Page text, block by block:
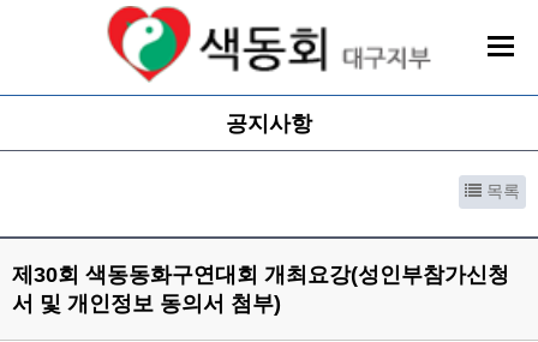
공지사항
목록
제30회 색동동화구연대회 개최요강(성인부참가신청
서 및 개인정보 동의서 첨부)